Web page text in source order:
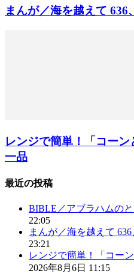
まんが／海を越えて 636
レンジで簡単！「コー
一品
最近の投稿
BIBLE／アブラハムの
22:05
まんが／海を越えて
23:21
レンジで簡単！「コー
2026年8月6日 11:15